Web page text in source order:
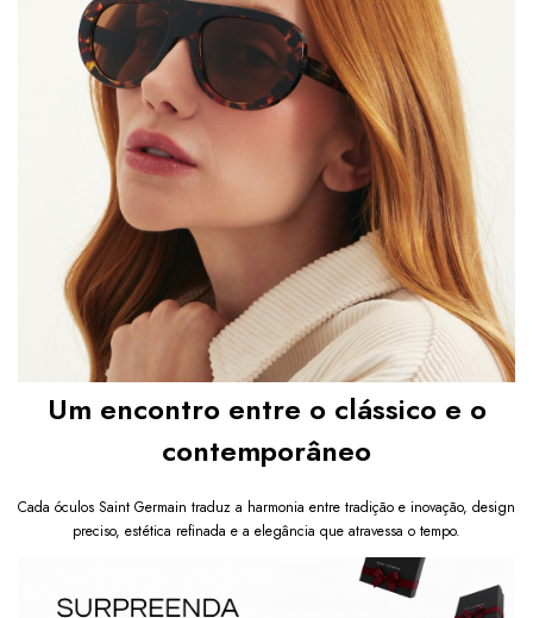
Um encontro entre o clássico e o
contemporâneo
Cada óculos Saint Germain traduz a harmonia entre tradição e inovação, design
preciso, estética refinada e a elegância que atravessa o tempo.